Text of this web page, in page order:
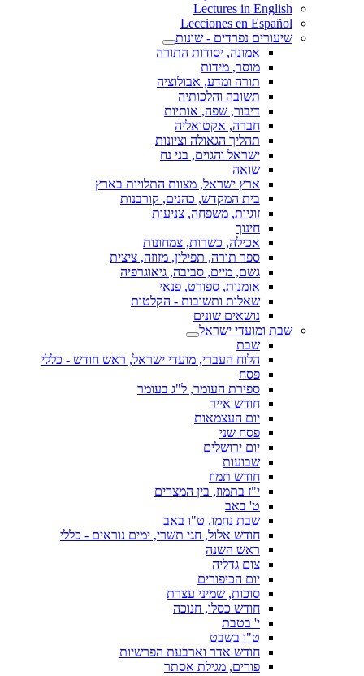
Lectures in English
Lecciones en Español
שיעורים נפרדים - שונות
אמונה, יסודות התורה
מוסר, מידות
תורה ומדע, אבולוציה
תשובה והלכותיה
דיבור, שפה, אותיות
חברה, אקטואליה
תהליך הגאולה וציונות
ישראל והגוים, בני נח
שואה
ארץ ישראל, מצוות התלויות בארץ
בית המקדש, כהנים, קורבנות
זוגיות, משפחה, צניעות
חינוך
אכילה, כשרות, צמחונות
ספר תורה, תפילין, מזוזה, ציצית
גשם, מיים, סביבה, גיאוגרפיה
אומנות, ספורט, פנאי
שאלות ותשובות - הקלטות
נושאים שונים
שבת ומועדי ישראל
שבת
הלוח העברי, מועדי ישראל, ראש חודש - כללי
פסח
ספירת העומר, ל"ג בעומר
חודש אייר
יום העצמאות
פסח שני
יום ירושלים
שבועות
חודש תמוז
י"ז בתמוז, בין המצרים
ט' באב
שבת נחמו, ט"ו באב
חודש אלול, חגי תשרי, ימים נוראים - כללי
ראש השנה
צום גדליה
יום הכיפורים
סוכות, שמיני עצרת
חודש כסלו, חנוכה
י' בטבת
ט"ו בשבט
חודש אדר וארבעת הפרשיות
פורים, מגילת אסתר